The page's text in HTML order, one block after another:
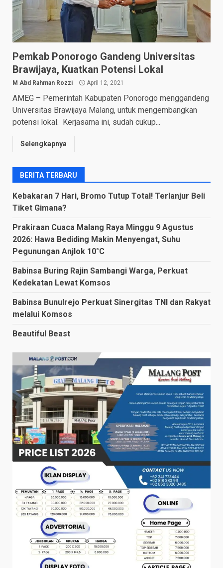
Pemkab Ponorogo Gandeng Universitas
Brawijaya, Kuatkan Potensi Lokal
M Abd Rahman Rozzi April 12, 2021
AMEG – Pemerintah Kabupaten Ponorogo menggandeng
Universitas Brawijaya Malang, untuk mengembangkan
potensi lokal. Kerjasama ini, sudah cukup...
Selengkapnya
BERITA TERBARU
Kebakaran 7 Hari, Bromo Tutup Total! Terlanjur Beli
Tiket Gimana?
Prakiraan Cuaca Malang Raya Minggu 9 Agustus
2026: Hawa Bediding Makin Menyengat, Suhu
Pegunungan Anjlok 10°C
Babinsa Buring Rajin Sambangi Warga, Perkuat
Kedekatan Lewat Komsos
Babinsa Bunulrejo Perkuat Sinergitas TNI dan Rakyat
melalui Komsos
Beautiful Beast